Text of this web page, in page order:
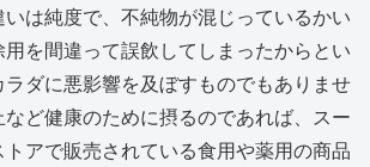
は純度で、不純物が混じっているかい
を間違って誤飲してしまったからとい
ダに悪影響を及ぼすものでもありませ
ど健康のために摂るのであれば、スー
アで販売されている食用や薬用の商品